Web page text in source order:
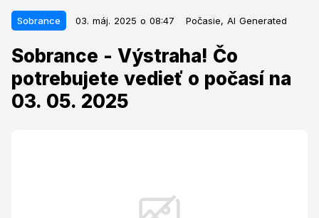
Sobrance 03. máj. 2025 o 08:47 Počasie, AI Generated
Sobrance - Výstraha! Čo
potrebujete vedieť o počasí na
03. 05. 2025
Sobrance 03. máj. 2025 o 08:47
Sobrance - Výstraha! Čo
potrebujete vedieť o počasí na 03.
05. 2025